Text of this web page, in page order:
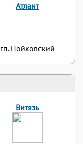
Витязь
Атлант
гп. Пойковский